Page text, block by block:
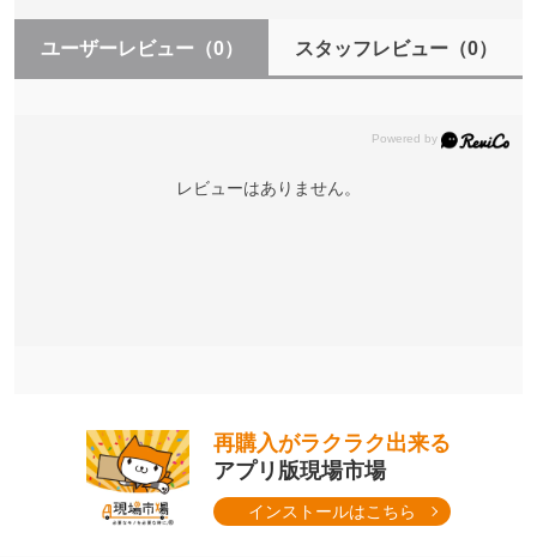
ユーザーレビュー （0） スタッフレビュー（0）
レビューはありません。
再購入がラクラク出来る
アプリ版現場市場
インストールはこちら